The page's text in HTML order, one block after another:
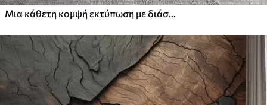
Μια κάθετη κομψή εκτύπωση με διάστικτη γιρλάντα σε μπεζ φόντο, που δημιουργεί μια αίσθηση βάθους και κίνησης